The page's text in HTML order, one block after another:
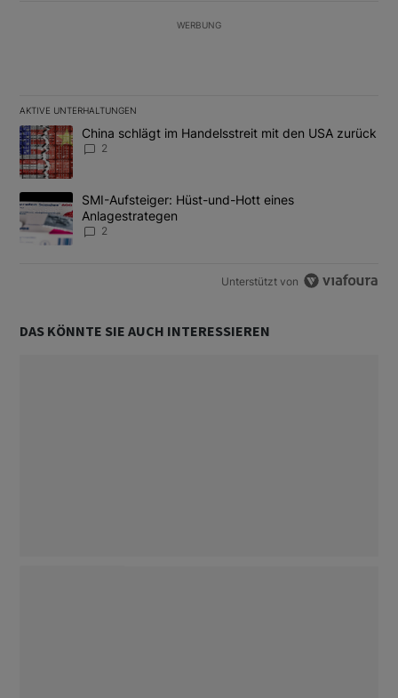
WERBUNG
AKTIVE UNTERHALTUNGEN
Das Folgende ist eine Liste der am meisten kommentierten
Ein Trendartikel mit dem Titel "China schlägt im Handelsstreit
China schlägt im Handelsstreit mit den USA zurück
2
Ein Trendartikel mit dem Titel "SMI-Aufsteiger: Hüst-und-Hott
SMI-Aufsteiger: Hüst-und-Hott eines
Anlagestrategen
2
Unterstützt von
DAS KÖNNTE SIE AUCH INTERESSIEREN